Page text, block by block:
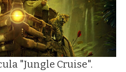
"Jungle Cruise".